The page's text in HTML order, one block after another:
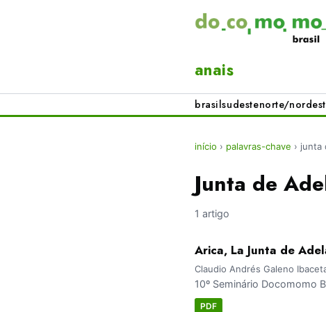
anais
brasilsudestenorte/
início › palavras-chave › junta
Junta de
1 artigo
Arica, La Junta de
Claudio Andrés Galeno
10º Seminário Docomomo
PDF